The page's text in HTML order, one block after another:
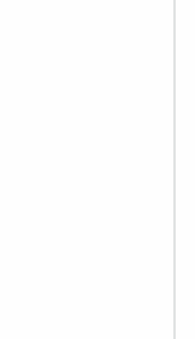
€ - 11,39 €